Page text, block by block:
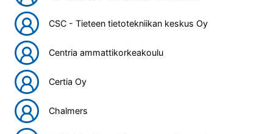
CSC - Tieteen tietotekniikan keskus Oy
Centria ammattikorkeakoulu
Certia Oy
Chalmers